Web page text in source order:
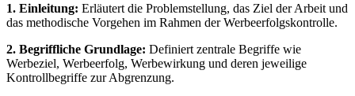
1. Einleitung: Erläutert die Problemstellung, das Ziel der Arbeit und
das methodische Vorgehen im Rahmen der Werbeerfolgskontrolle.
2. Begriffliche Grundlage: Definiert zentrale Begriffe wie
Werbeziel, Werbeerfolg, Werbewirkung und deren jeweilige
Kontrollbegriffe zur Abgrenzung.